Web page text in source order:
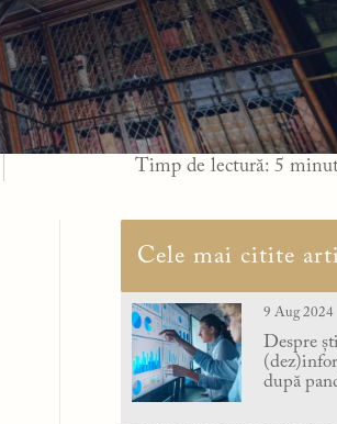
Timp de lectură: 5
Cele mai citite
9 Aug 2024
Despre
după